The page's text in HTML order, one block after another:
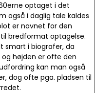
optaget i det
også i daglig tale kaldes
er navnet for den
bredformat optagelse.
smart i biografer, da
højden er ofte den
kan man også
dog ofte pga. pladsen til